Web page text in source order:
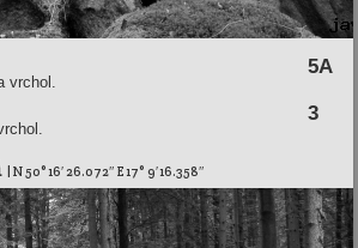
5A
vrchol.
3
| N 50° 16′ 26.072″ E 17° 9′ 16.358″